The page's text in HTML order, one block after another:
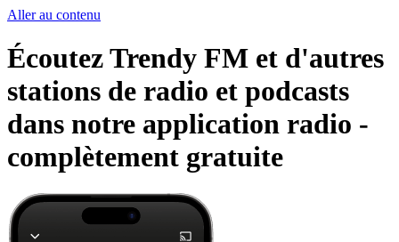
Aller au contenu
Écoutez Trendy FM et d'autres
stations de radio et podcasts
dans notre application radio -
complètement gratuite